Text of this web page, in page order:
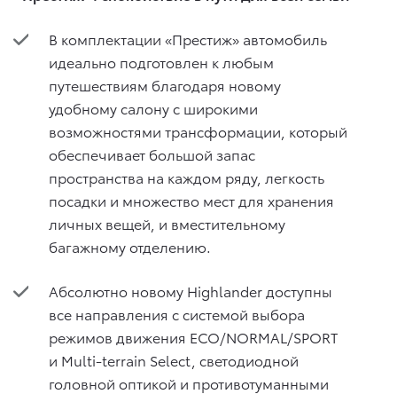
В комплектации «Престиж» автомобиль
идеально подготовлен к любым
путешествиям благодаря новому
удобному салону с широкими
возможностями трансформации, который
обеспечивает большой запас
пространства на каждом ряду, легкость
посадки и множество мест для хранения
личных вещей, и вместительному
багажному отделению.
Абсолютно новому Highlander доступны
все направления с системой выбора
режимов движения ECO/NORMAL/SPORT
и Multi-terrain Select, светодиодной
головной оптикой и противотуманными